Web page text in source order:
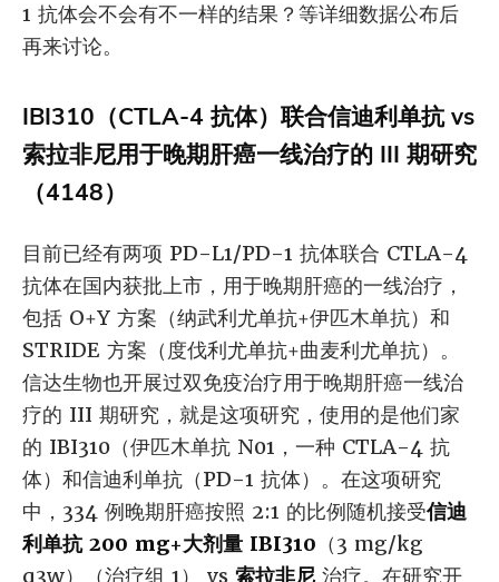
1 抗体会不会有不一样的结果？等详细数据公布后
再来讨论。
IBI310（CTLA-4 抗体）联合信迪利单抗 vs
索拉非尼用于晚期肝癌一线治疗的 III 期研究
（4148）
目前已经有两项 PD-L1/PD-1 抗体联合 CTLA-4
抗体在国内获批上市，用于晚期肝癌的一线治疗，
包括 O+Y 方案（纳武利尤单抗+伊匹木单抗）和
STRIDE 方案（度伐利尤单抗+曲麦利尤单抗）。
信达生物也开展过双免疫治疗用于晚期肝癌一线治
疗的 III 期研究，就是这项研究，使用的是他们家
的 IBI310（伊匹木单抗 N01，一种 CTLA-4 抗
体）和信迪利单抗（PD-1 抗体）。在这项研究
中，334 例晚期肝癌按照 2:1 的比例随机接受信迪
利单抗 200 mg+大剂量 IBI310 （3 mg/kg
q3w）（治疗组 1） vs 索拉非尼治疗。在研究开